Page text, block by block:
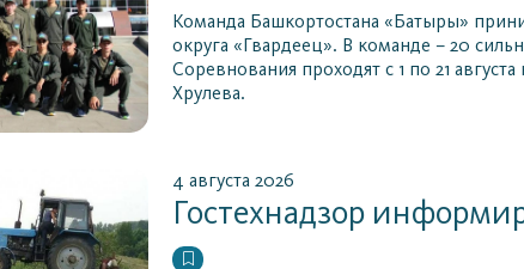
Команда Башкортостана «Батыры»
округа «Гвардеец». В команде – 20
Соревнования проходят с 1 по 21
Хрулева.
4 августа 2026
Гостехнадзор